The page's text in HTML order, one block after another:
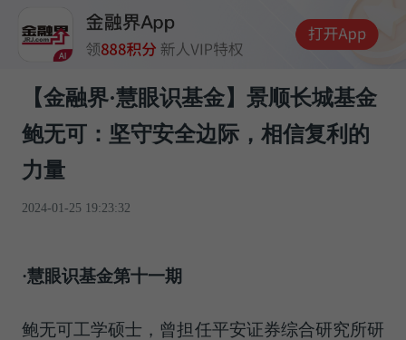
【金融界·慧眼识基金】景顺长城基金
鲍无可：坚守安全边际，相信复利的
力量
2024-01-25 19:23:32
·慧眼识基金第十一期
鲍无可工学硕士，曾担任平安证券综合研究所研